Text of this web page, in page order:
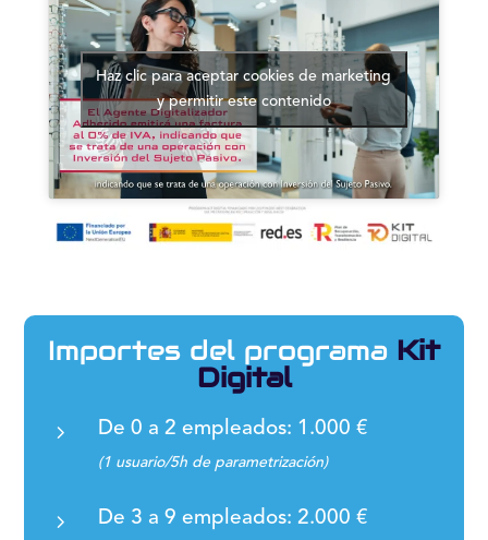
Haz clic para aceptar cookies de marketing
y permitir este contenido
Importes del programa Kit
Digital
5 De 0 a 2 empleados: 1.000 €
(1 usuario/5h de parametrización)
5 De 3 a 9 empleados: 2.000 €